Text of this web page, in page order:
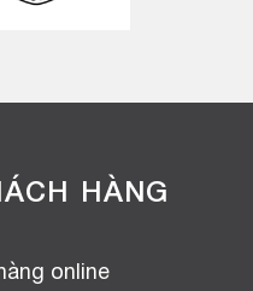
HÀNG
online